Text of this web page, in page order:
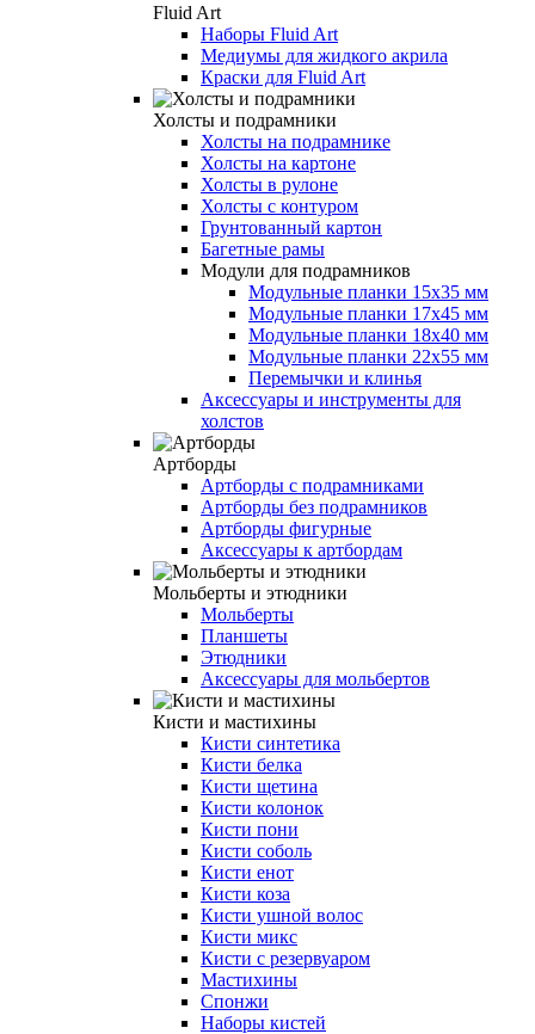
Fluid Art
Наборы Fluid Art
Медиумы для жидкого акрила
Краски для Fluid Art
Холсты и подрамники
Холсты на подрамнике
Холсты на картоне
Холсты в рулоне
Холсты с контуром
Грунтованный картон
Багетные рамы
Модули для подрамников
Модульные планки 15х35 мм
Модульные планки 17х45 мм
Модульные планки 18х40 мм
Модульные планки 22х55 мм
Перемычки и клинья
Аксессуары и инструменты для
холстов
Артборды
Артборды с подрамниками
Артборды без подрамников
Артборды фигурные
Аксессуары к артбордам
Мольберты и этюдники
Мольберты
Планшеты
Этюдники
Аксессуары для мольбертов
Кисти и мастихины
Кисти синтетика
Кисти белка
Кисти щетина
Кисти колонок
Кисти пони
Кисти соболь
Кисти енот
Кисти коза
Кисти ушной волос
Кисти микс
Кисти с резервуаром
Мастихины
Спонжи
Наборы кистей